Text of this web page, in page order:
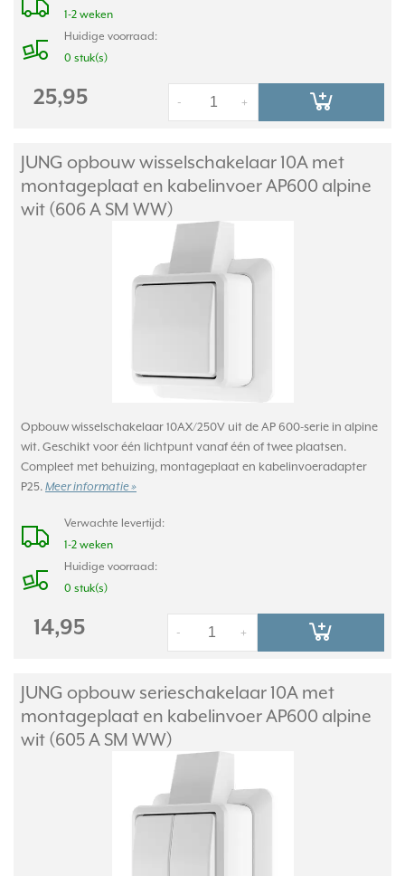
1-2 weken
Huidige voorraad:
0 stuk(s)
25,95 +
-
JUNG opbouw wisselschakelaar 10A met
montageplaat en kabelinvoer AP600 alpine
wit (606 A SM WW)
Opbouw wisselschakelaar 10AX/250V uit de AP 600-serie in alpine
wit. Geschikt voor één lichtpunt vanaf één of twee plaatsen.
Compleet met behuizing, montageplaat en kabelinvoeradapter
P25. Meer informatie »
Verwachte levertijd:
1-2 weken
Huidige voorraad:
0 stuk(s)
14,95 +
-
JUNG opbouw serieschakelaar 10A met
montageplaat en kabelinvoer AP600 alpine
wit (605 A SM WW)